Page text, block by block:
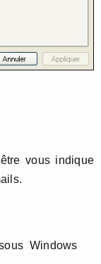
vous indique